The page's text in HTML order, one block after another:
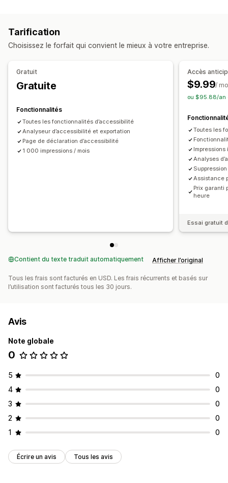
Tarification
Choisissez le forfait qui convient le mieux à votre entreprise.
Gratuit
Gratuite
Fonctionnalités
Toutes les fonctionnalités d’accessibilité
Analyseur d’accessibilité et exportation
Page de déclaration d’accessibilité
1 000 impressions / mois
Accès
$9.99/
ou $95.88/an
Toutes les
Analyses
Assistance
Prix garanti
heure
Essai gratuit
Contient du texte traduit automatiquement Afficher l’original
Tous les frais sont facturés en USD. Les frais récurrents et basés sur
l’utilisation sont facturés tous les 30 jours.
Avis
Note globale
0
5
0
4
0
3
0
2
0
1
0
Écrire un avis Tous les avis